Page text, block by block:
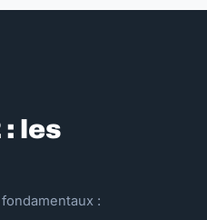
les
: